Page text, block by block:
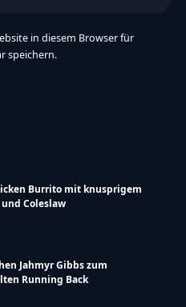
in diesem Browser für
speichern.
Burrito mit knusprigem
Coleslaw
Jahmyr Gibbs zum
Running Back